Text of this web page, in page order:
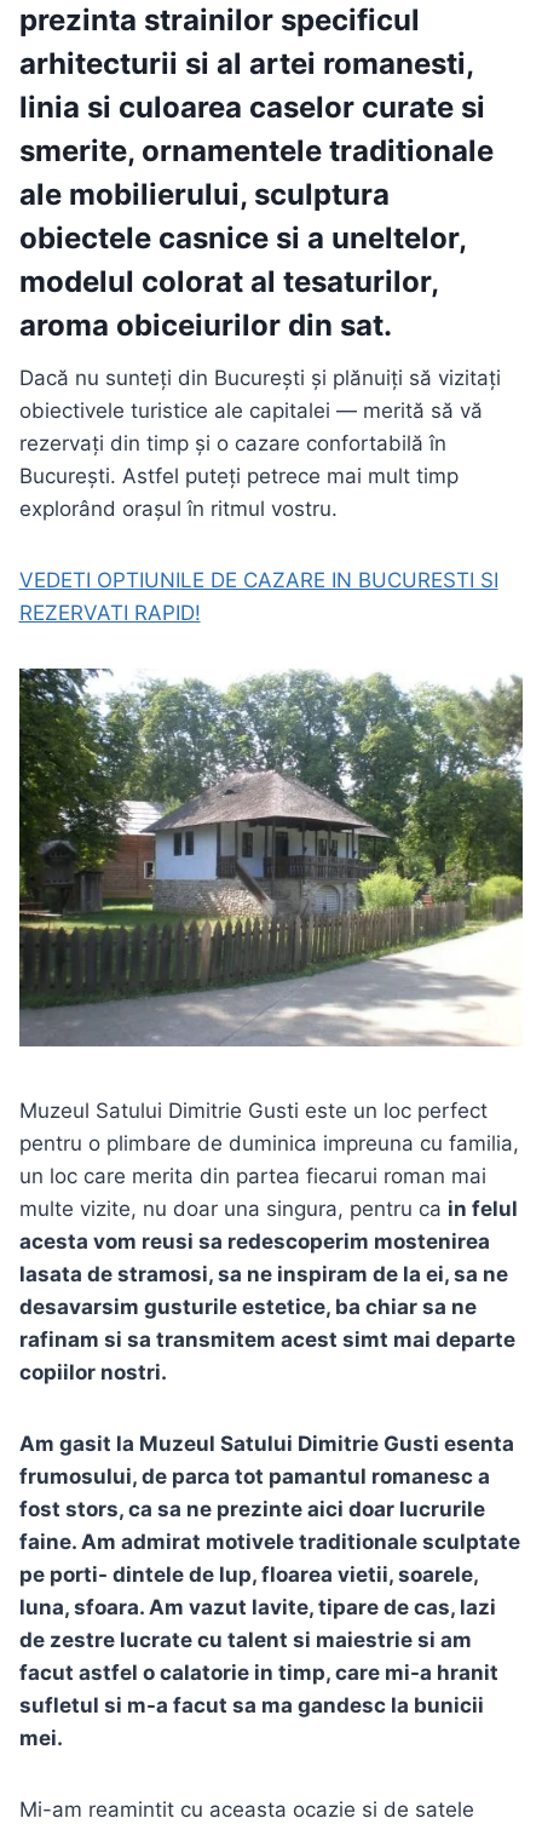
prezinta strainilor specificul
arhitecturii si al artei romanesti,
linia si culoarea caselor curate si
smerite, ornamentele traditionale
ale mobilierului, sculptura
obiectele casnice si a uneltelor,
modelul colorat al tesaturilor,
aroma obiceiurilor din sat.
Dacă nu sunteți din București și plănuiți să vizitați
obiectivele turistice ale capitalei — merită să vă
rezervați din timp și o cazare confortabilă în
București. Astfel puteți petrece mai mult timp
explorând orașul în ritmul vostru.
VEDETI OPTIUNILE DE CAZARE IN BUCURESTI SI
REZERVATI RAPID!
Muzeul Satului Dimitrie Gusti este un loc perfect
pentru o plimbare de duminica impreuna cu familia,
un loc care merita din partea fiecarui roman mai
multe vizite, nu doar una singura, pentru ca in felul
acesta vom reusi sa redescoperim mostenirea
lasata de stramosi, sa ne inspiram de la ei, sa ne
desavarsim gusturile estetice, ba chiar sa ne
rafinam si sa transmitem acest simt mai departe
copiilor nostri.
Am gasit la Muzeul Satului Dimitrie Gusti esenta
frumosului, de parca tot pamantul romanesc a
fost stors, ca sa ne prezinte aici doar lucrurile
faine. Am admirat motivele traditionale sculptate
pe porti- dintele de lup, floarea vietii, soarele,
luna, sfoara. Am vazut lavite, tipare de cas, lazi
de zestre lucrate cu talent si maiestrie si am
facut astfel o calatorie in timp, care mi-a hranit
sufletul si m-a facut sa ma gandesc la bunicii
mei.
Mi-am reamintit cu aceasta ocazie si de satele